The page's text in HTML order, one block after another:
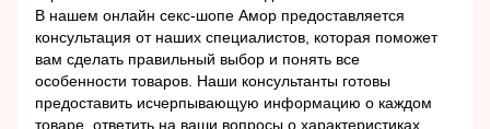
В нашем онлайн секс-шопе Амор предоставляется
консультация от наших специалистов, которая поможет
вам сделать правильный выбор и понять все
особенности товаров. Наши консультанты готовы
предоставить исчерпывающую информацию о каждом
товаре, ответить на ваши вопросы о характеристиках,